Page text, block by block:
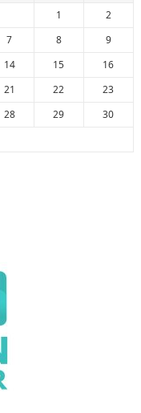
1
2
7 8
9
14 15
16
21 22
23
28 29
30